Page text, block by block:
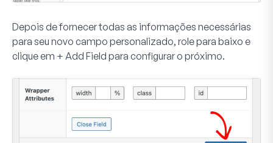
Depois de fornecer todas as informações necessárias
para seu novo campo personalizado, role para baixo e
clique em + Add Field para configurar o próximo.